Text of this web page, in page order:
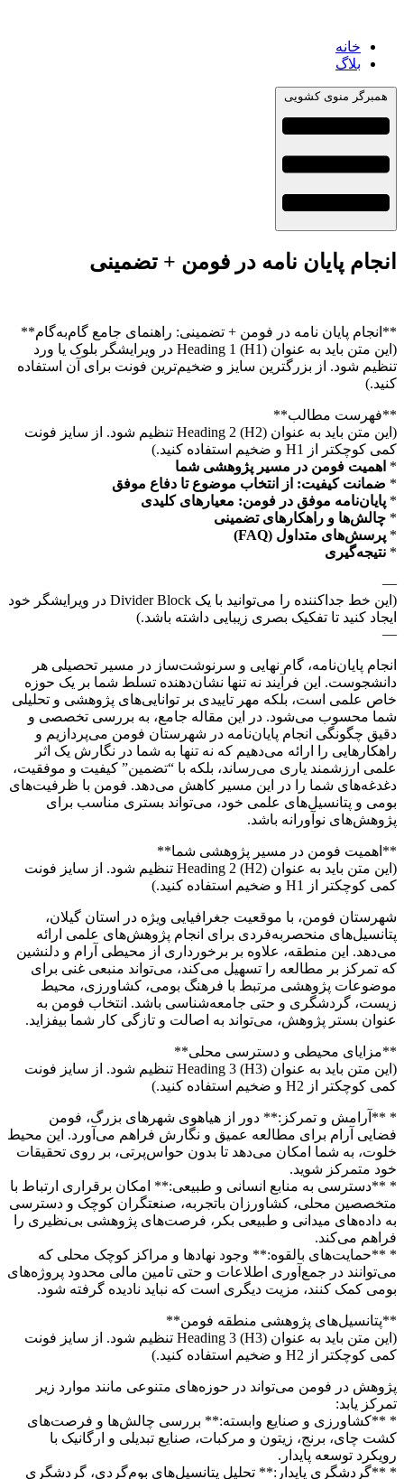
خانه
بلاگ
همبرگر منوی کشویی
انجام پایان نامه در فومن + تضمینی
**انجام پایان نامه در فومن + تضمینی: راهنمای جامع گام‌به‌گام**
(این متن باید به عنوان Heading 1 (H1) در ویرایشگر بلوک یا ورد
تنظیم شود. از بزرگترین سایز و ضخیم‌ترین فونت برای آن استفاده
کنید.)
**فهرست مطالب**
(این متن باید به عنوان Heading 2 (H2) تنظیم شود. از سایز فونت
کمی کوچکتر از H1 و ضخیم استفاده کنید.)
* اهمیت فومن در مسیر پژوهشی شما
* ضمانت کیفیت: از انتخاب موضوع تا دفاع موفق
* پایان‌نامه موفق در فومن: معیارهای کلیدی
* چالش‌ها و راهکارهای تضمینی
* پرسش‌های متداول (FAQ)
* نتیجه‌گیری
—
(این خط جداکننده را می‌توانید با یک Divider Block در ویرایشگر خود
ایجاد کنید تا تفکیک بصری زیبایی داشته باشد.)
—
انجام پایان‌نامه، گام نهایی و سرنوشت‌ساز در مسیر تحصیلی هر
دانشجوست. این فرآیند نه تنها نشان‌دهنده تسلط شما بر یک حوزه
خاص علمی است، بلکه مهر تاییدی بر توانایی‌های پژوهشی و تحلیلی
شما محسوب می‌شود. در این مقاله جامع، به بررسی تخصصی و
دقیق چگونگی انجام پایان‌نامه در شهرستان فومن می‌پردازیم و
راهکارهایی را ارائه می‌دهیم که نه تنها به شما در نگارش یک اثر
علمی ارزشمند یاری می‌رساند، بلکه با “تضمین” کیفیت و موفقیت،
دغدغه‌های شما را در این مسیر کاهش می‌دهد. فومن با ظرفیت‌های
بومی و پتانسیل‌های علمی خود، می‌تواند بستری مناسب برای
پژوهش‌های نوآورانه باشد.
**اهمیت فومن در مسیر پژوهشی شما**
(این متن باید به عنوان Heading 2 (H2) تنظیم شود. از سایز فونت
کمی کوچکتر از H1 و ضخیم استفاده کنید.)
شهرستان فومن، با موقعیت جغرافیایی ویژه در استان گیلان،
پتانسیل‌های منحصربه‌فردی برای انجام پژوهش‌های علمی ارائه
می‌دهد. این منطقه، علاوه بر برخورداری از محیطی آرام و دلنشین
که تمرکز بر مطالعه را تسهیل می‌کند، می‌تواند منبعی غنی برای
موضوعات پژوهشی مرتبط با فرهنگ بومی، کشاورزی، محیط
زیست، گردشگری و حتی جامعه‌شناسی باشد. انتخاب فومن به
عنوان بستر پژوهش، می‌تواند به اصالت و تازگی کار شما بیفزاید.
**مزایای محیطی و دسترسی محلی**
(این متن باید به عنوان Heading 3 (H3) تنظیم شود. از سایز فونت
کمی کوچکتر از H2 و ضخیم استفاده کنید.)
* **آرامش و تمرکز:** دور از هیاهوی شهرهای بزرگ، فومن
فضایی آرام برای مطالعه عمیق و نگارش فراهم می‌آورد. این محیط
خلوت، به شما امکان می‌دهد تا بدون حواس‌پرتی، بر روی تحقیقات
خود متمرکز شوید.
* **دسترسی به منابع انسانی و طبیعی:** امکان برقراری ارتباط با
متخصصین محلی، کشاورزان باتجربه، صنعتگران کوچک و دسترسی
به داده‌های میدانی و طبیعی بکر، فرصت‌های پژوهشی بی‌نظیری را
فراهم می‌کند.
* **حمایت‌های بالقوه:** وجود نهادها و مراکز کوچک محلی که
می‌توانند در جمع‌آوری اطلاعات و حتی تامین مالی محدود پروژه‌های
بومی کمک کنند، مزیت دیگری است که نباید نادیده گرفته شود.
**پتانسیل‌های پژوهشی منطقه فومن**
(این متن باید به عنوان Heading 3 (H3) تنظیم شود. از سایز فونت
کمی کوچکتر از H2 و ضخیم استفاده کنید.)
پژوهش در فومن می‌تواند در حوزه‌های متنوعی مانند موارد زیر
تمرکز یابد:
* **کشاورزی و صنایع وابسته:** بررسی چالش‌ها و فرصت‌های
کشت چای، برنج، زیتون و مرکبات، صنایع تبدیلی و ارگانیک با
رویکرد توسعه پایدار.
* **گردشگری پایدار:** تحلیل پتانسیل‌های بوم‌گردی، گردشگری